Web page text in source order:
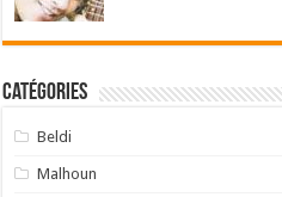
Catégories
Beldi
Malhoun